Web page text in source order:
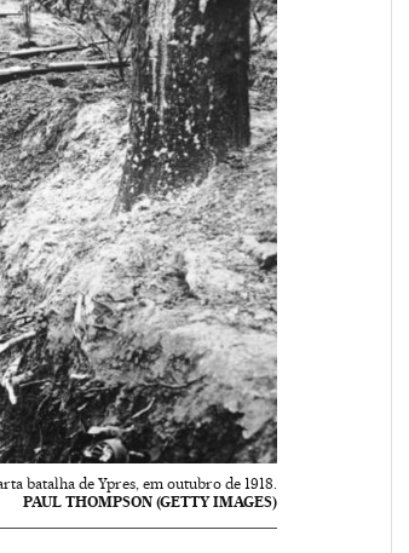
batalha de Ypres, em outubro de 1918.
PAUL THOMPSON (GETTY IMAGES)